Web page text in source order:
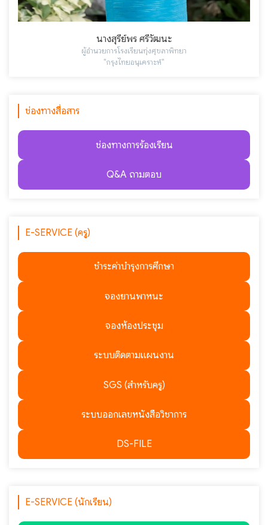
นางสุรีย์พร ศรีวัฒนะ
ผู้อำนวยการโรงเรียนทุ่งศุขลาพิทยา
"กรุงไทยอนุเคราะห์"
ช่องทางสื่อสาร
ช่องทางการร้องเรียน
Q&A ถามตอบ
E-SERVICE (ครู)
ชำระค่าบำรุงการศึกษา
จองยานพาหนะ
จองห้องประชุม
ระบบติดตามแผนงาน
SGS (สำหรับครู)
ระบบออกเลขหนังสือวิชาการ
DS-FILE
E-SERVICE (นักเรียน)